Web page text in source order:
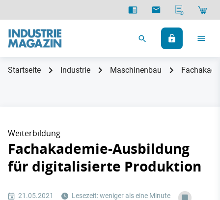
Startseite Industrie Maschinenbau
Weiterbildung
Fachakademie-Ausbildung
für digitalisierte Produktion
21.05.2021 Lesezeit: weniger als eine Minute